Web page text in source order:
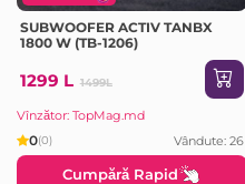
SUBWOOFER ACTIV TANBX
1800 W (TB-1206)
1299 L 1499L
Vînzător: TopMag.md
0(0) Vândute: 26
Cumpără Rapid